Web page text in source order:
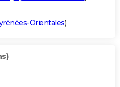
Orientales)